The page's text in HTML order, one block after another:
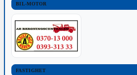
BIL-MOTOR
FASTIGHET